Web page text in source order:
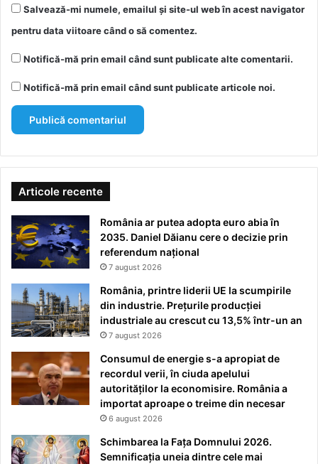
Salvează-mi numele, emailul și site-ul web în acest navigator
pentru data viitoare când o să comentez.
Notifică-mă prin email când sunt publicate alte comentarii.
Notifică-mă prin email când sunt publicate articole noi.
Articole recente
România ar putea adopta euro abia în
2035. Daniel Dăianu cere o decizie prin
referendum național
7 august 2026
România, printre liderii UE la scumpirile
din industrie. Prețurile producției
industriale au crescut cu 13,5% într-un an
7 august 2026
Consumul de energie s-a apropiat de
recordul verii, în ciuda apelului
autorităților la economisire. România a
importat aproape o treime din necesar
6 august 2026
Schimbarea la Fața Domnului 2026.
Semnificația uneia dintre cele mai